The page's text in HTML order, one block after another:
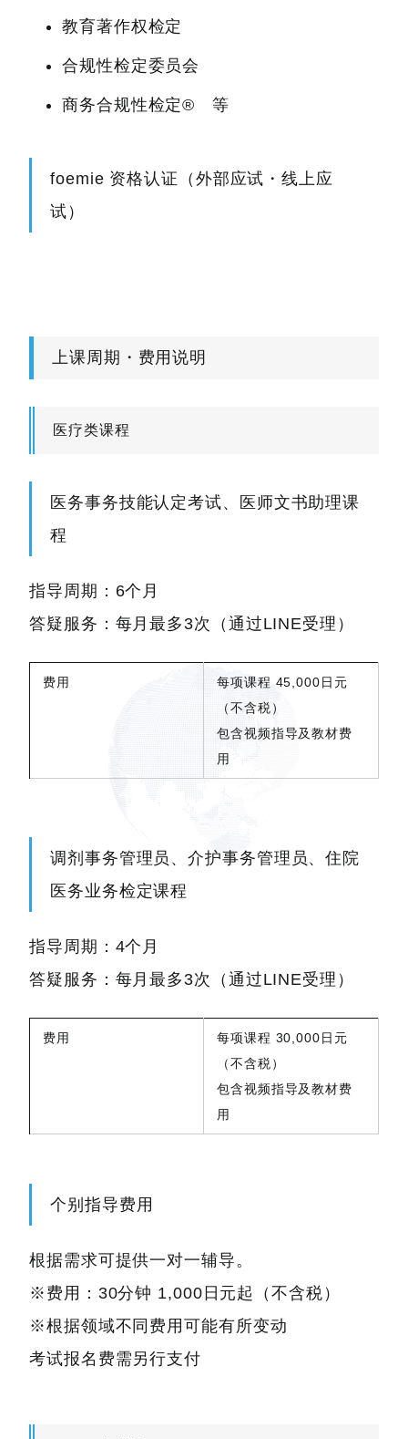
教育著作权检定
合规性检定委员会
商务合规性检定® 等
foemie 资格认证（外部应试・线上应
试）
上课周期・费用说明
医疗类课程
医务事务技能认定考试、医师文书助理课
程
指导周期：6个月
答疑服务：每月最多3次（通过LINE受理）
费用
每项课程 45,000日元
（不含税）
包含视频指导及教材费
用
调剂事务管理员、介护事务管理员、住院
医务业务检定课程
指导周期：4个月
答疑服务：每月最多3次（通过LINE受理）
费用
每项课程 30,000日元
（不含税）
包含视频指导及教材费
用
个别指导费用
根据需求可提供一对一辅导。
※费用：30分钟 1,000日元起（不含税）
※根据领域不同费用可能有所变动
考试报名费需另行支付